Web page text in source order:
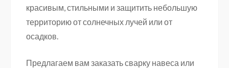
красивым, стильными и защитить небольшую
территорию от солнечных лучей или от
осадков.
Предлагаем вам заказать сварку навеса или